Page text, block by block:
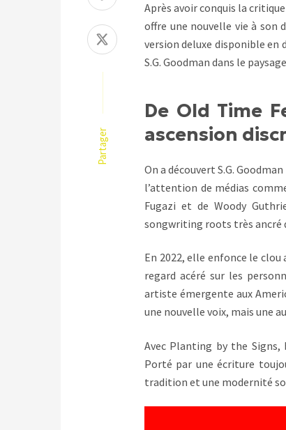
Partager
Après avoir conquis la
offre une nouvelle vie à son
version deluxe disponible en
S.G. Goodman dans le
De Old Time
ascension
On a découvert S.G.
l’attention de médias
Fugazi et de Woody
songwriting roots très ancré
En 2022, elle enfonce le
regard acéré sur les
artiste émergente aux
une nouvelle voix, mais une
Avec Planting by the Signs,
Porté par une écriture
tradition et une modernité